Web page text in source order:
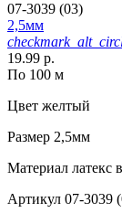
07-3039 (03)
2,5мм
19.99 р.
По 100 м
Цвет желтый
Размер 2,5мм
Материал латекс
Артикул 07-3039